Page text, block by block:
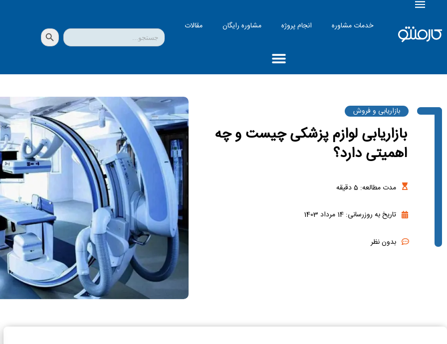
خدمات مشاوره انجام پروژه مشاوره رایگان مقالات جستجو
برای:
دکمه جستجو
بازاریابی و فروش
بازاریابی لوازم پزشکی چیست و چه
اهمیتی دارد؟
مدت مطالعه: 5دقیقه
تاریخ به روزرسانی: 14 مرداد 1403
بدون نظر